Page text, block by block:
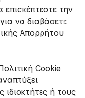
την
να διαβάσετε
Απορρήτου
Cookie
ιδιοκτήτες ή τους